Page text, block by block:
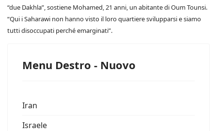
“due Dakhla”, sostiene Mohamed, 21 anni, un abitante di Oum Tounsi.
“Qui i Saharawi non hanno visto il loro quartiere svilupparsi e siamo
tutti disoccupati perché emarginati”.
Menu Destro - Nuovo
Iran
Israele